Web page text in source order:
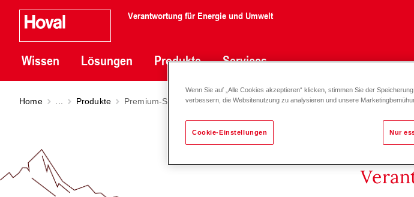
Verantwortung für Energie und Umwelt
Wissen Lösungen Produkte Services
Home Produkte Premium-Smartpumpe Stratos MAXO DN 65-100
Wenn Sie auf „Alle Cookies akzeptieren“ klicken, stimmen Sie der
verbessern, die Websitenutzung zu analysieren und unsere
Cookie-Einstellungen Nur